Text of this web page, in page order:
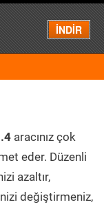
İNDİR
Menü
aracınız çok
eder. Düzenli
azaltır,
değiştirmeniz,